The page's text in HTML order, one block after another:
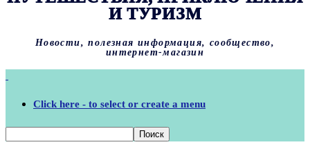
И ТУРИЗМ
Новости, полезная информация, сообщество,
интернет-магазин
Click here - to select or create a menu